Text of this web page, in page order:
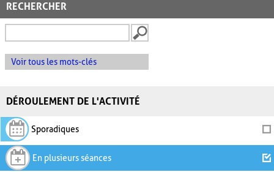
RECHERCHER
Voir tous les mots-clés
DÉROULEMENT DE L'ACTIVITÉ
Sporadiques
En plusieurs séances